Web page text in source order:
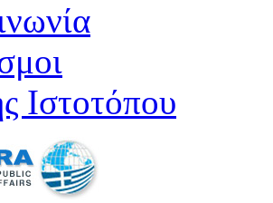
Ιστοτόπου